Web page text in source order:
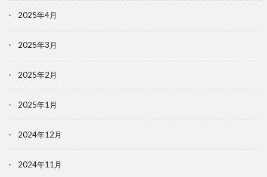
2025年4月
2025年3月
2025年2月
2025年1月
2024年12月
2024年11月